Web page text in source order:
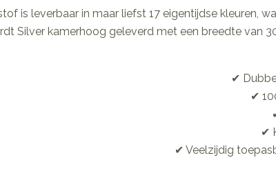
is leverbaar in maar liefst 17 eigentijdse kleuren,
Silver kamerhoog geleverd met een breedte van
✔
✔
✔
✔ Veelzijdig